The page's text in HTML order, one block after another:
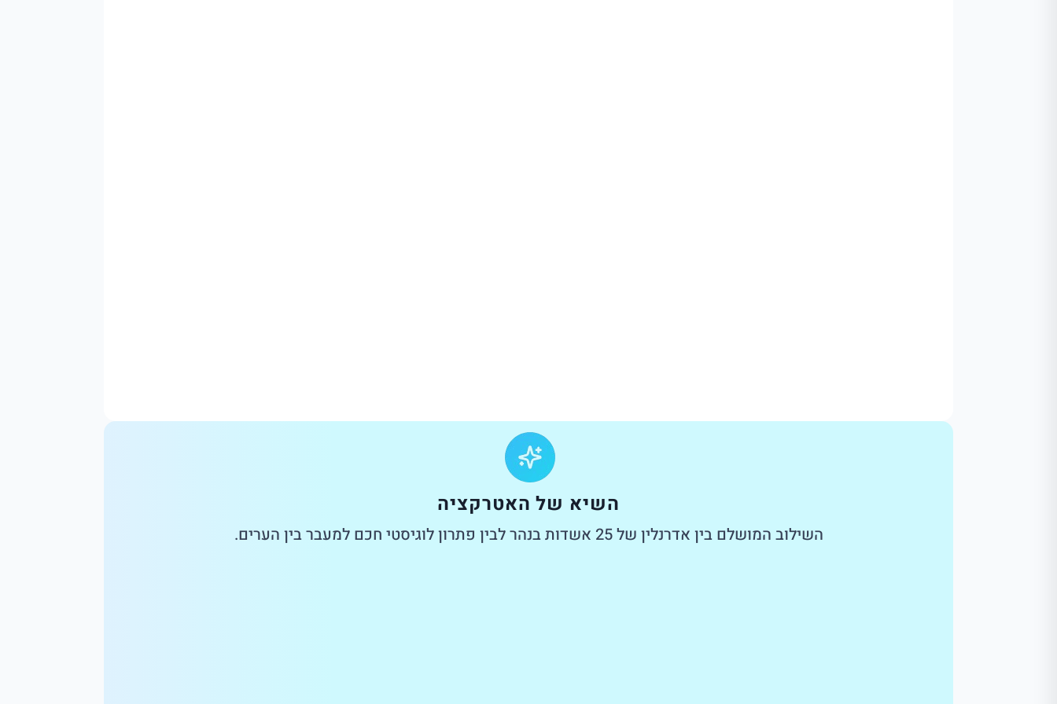
השיא של האטרקציה
השילוב המושלם בין אדרנלין של 25 אשדות בנהר לבין פתרון לוגיסטי חכם למעבר בין הערים.